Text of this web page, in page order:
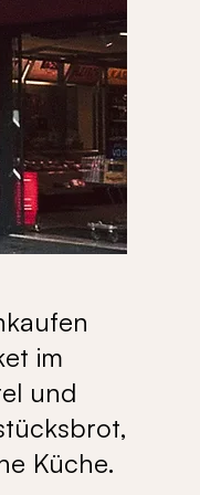
im
und
Küche.